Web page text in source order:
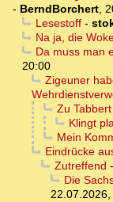
- BerndBorchert,
Lesestoff-
Na ja, die
Da muss man
20:00
Zigeuner
Zu Tabbert
Klingt
Mein
Eindrücke
Zutreffend -
Die
22.07.2026,